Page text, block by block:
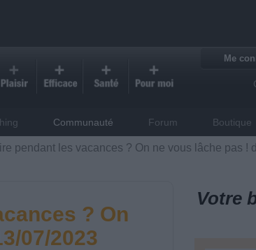
Me
Communauté Forum Boutique
pendant les vacances ? On ne vous lâche pas !
? On
07/2023
Votre